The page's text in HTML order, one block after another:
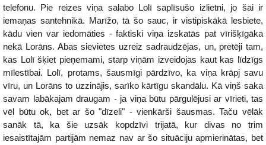
telefonu. Pie reizes viņa salabo Lolī saplīsušo izlietni, jo šai ir
iemaņas santehnikā. Marīžo, tā šo sauc, ir vistipiskākā lesbiete,
kādu vien var iedomāties - faktiski viņa izskatās pat vīrišķīgāka
nekā Lorāns. Abas sievietes uzreiz sadraudzējas, un, pretēji tam,
kas Lolī šķiet pieņemami, starp viņām izveidojas kaut kas līdzīgs
mīlestībai. Lolī, protams, šausmīgi pārdzīvo, ka viņa krāpj savu
vīru, un Lorāns to uzzinājis, sarīko kārtīgu skandālu. Kā viņš saka
savam labākajam draugam - ja viņa būtu pārgulējusi ar vīrieti, tas
vēl būtu ok, bet ar šo "dīzeli" - vienkārši šausmas. Taču vēlāk
sanāk tā, ka šie uzsāk kopdzīvi trijatā, kur divas no trim
iesaistītajām partijām nemaz nav ar šo situāciju apmierinātas, bet